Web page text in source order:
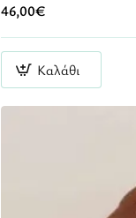
46,00€
Καλάθι